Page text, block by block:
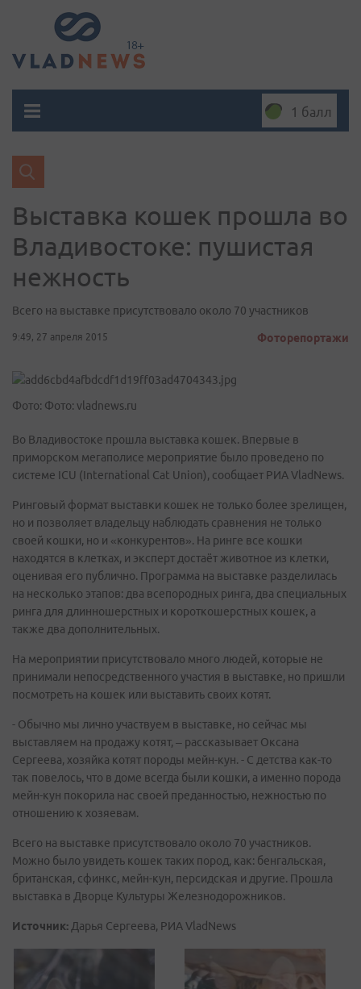
1 балл
Выставка кошек прошла во
Владивостоке: пушистая
нежность
Всего на выставке присутствовало около 70 участников
9:49, 27 апреля 2015 Фоторепортажи
Фото: Фото: vladnews.ru
Во Владивостоке прошла выставка кошек. Впервые в
приморском мегаполисе мероприятие было проведено по
системе ICU (International Cat Union), сообщает РИА VladNews.
Ринговый формат выставки кошек не только более зрелищен,
но и позволяет владельцу наблюдать сравнения не только
своей кошки, но и «конкурентов». На ринге все кошки
находятся в клетках, и эксперт достаёт животное из клетки,
оценивая его публично. Программа на выставке разделилась
на несколько этапов: два всепородных ринга, два специальных
ринга для длинношерстных и короткошерстных кошек, а
также два дополнительных.
На мероприятии присутствовало много людей, которые не
принимали непосредственного участия в выставке, но пришли
посмотреть на кошек или выставить своих котят.
- Обычно мы лично участвуем в выставке, но сейчас мы
выставляем на продажу котят, – рассказывает Оксана
Сергеева, хозяйка котят породы мейн-кун. - С детства как-то
так повелось, что в доме всегда были кошки, а именно порода
мейн-кун покорила нас своей преданностью, нежностью по
отношению к хозяевам.
Всего на выставке присутствовало около 70 участников.
Можно было увидеть кошек таких пород, как: бенгальская,
британская, сфинкс, мейн-кун, персидская и другие. Прошла
выставка в Дворце Культуры Железнодорожников.
Источник: Дарья Сергеева, РИА VladNews